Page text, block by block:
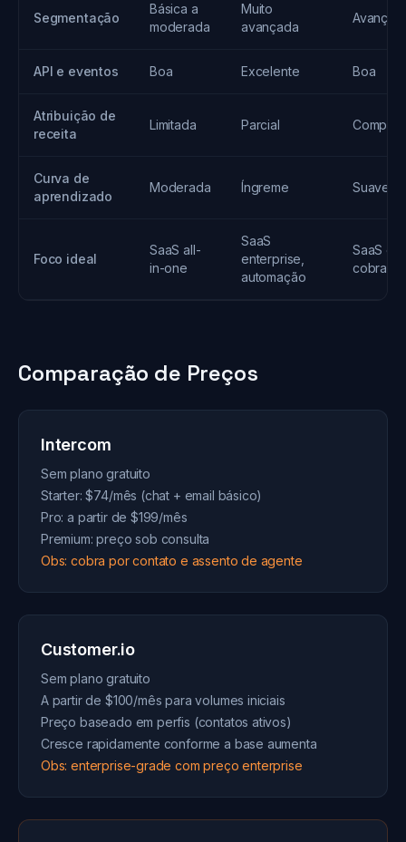
Segmentação
Básica a
moderada
Muito
avançada
API e eventos Boa Excelente Boa
Atribuição de
receita
Limitada Parcial
Curva de
aprendizado
Moderada Íngreme Suave
Foco ideal
SaaS all-
in-one
SaaS
enterprise,
automação
SaaS
Comparação de Preços
Intercom
Sem plano gratuito
Starter: $74/mês (chat + email básico)
Pro: a partir de $199/mês
Premium: preço sob consulta
Obs: cobra por contato e assento de agente
Customer.io
Sem plano gratuito
A partir de $100/mês para volumes iniciais
Preço baseado em perfis (contatos ativos)
Cresce rapidamente conforme a base aumenta
Obs: enterprise-grade com preço enterprise